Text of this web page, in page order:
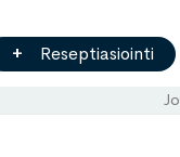
Reseptiasiointi